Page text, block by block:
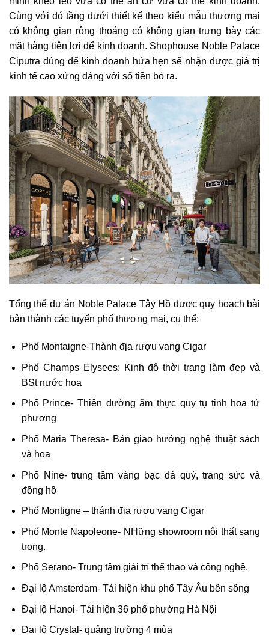
Cùng với đó tầng dưới thiết kế theo kiểu mẫu thương mại
có không gian rộng thoáng có không gian trưng bày các
mặt hàng tiện lợi để kinh doanh. Shophouse Noble Palace
Ciputra dùng để kinh doanh hứa hẹn sẽ nhận được giá trị
kinh tế cao xứng đáng với số tiền bỏ ra.
Tổng thể dự án Noble Palace Tây Hồ được quy hoạch bài
bản thành các tuyến phố thương mại, cụ thể:
Phố Montaigne-Thành địa rượu vang Cigar
Phố Champs Elysees: Kinh đô thời trang làm đẹp và
BSt nước hoa
Phố Prince- Thiên đường ẩm thực quy tụ tinh hoa tứ
phương
Phố Maria Theresa- Bản giao hưởng nghệ thuật sách
và hoa
Phố Nine- trung tâm vàng bạc đá quý, trang sức và
đồng hồ
Phố Montigne – thánh địa rượu vang Cigar
Phố Monte Napoleone- NHững showroom nội thất sang
trọng.
Phố Serano- Trung tâm giải trí thể thao và công nghệ.
Đại lộ Amsterdam- Tái hiện khu phố Tây Âu bên sông
Đại lộ Hanoi- Tái hiện 36 phố phường Hà Nội
Đại lộ Crystal- quảng trường 4 mùa